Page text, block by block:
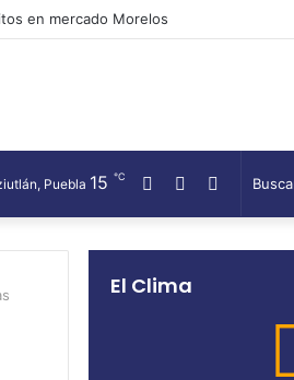
en mercado Morelos
Telegram
Twitter
Facebook
Puebla 15 ℃
El Clima